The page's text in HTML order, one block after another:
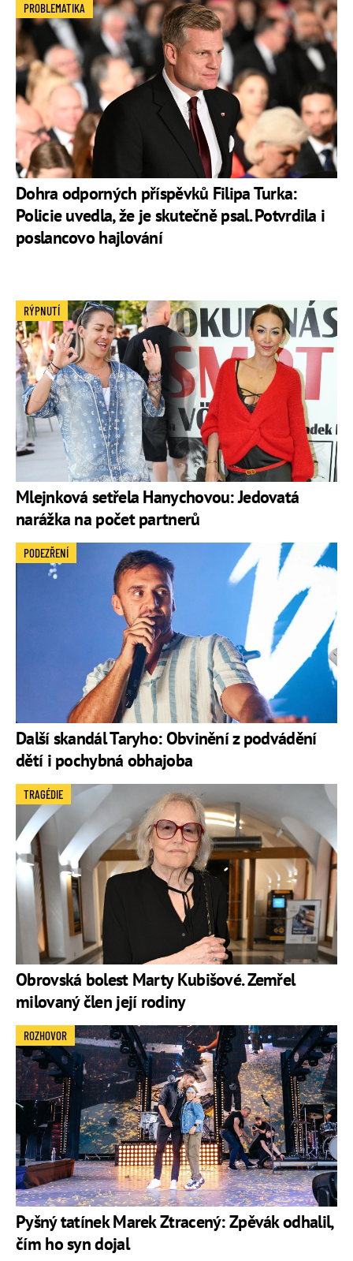
Dohra odporných příspěvků Filipa Turka:
Policie uvedla, že je skutečně psal. Potvrdila i
poslancovo hajlování
PROBLEMATIKA
Mlejnková setřela Hanychovou: Jedovatá
narážka na počet partnerů
RÝPNUTÍ
Další skandál Taryho: Obvinění z podvádění
dětí i pochybná obhajoba
PODEZŘENÍ
Obrovská bolest Marty Kubišové. Zemřel
milovaný člen její rodiny
TRAGÉDIE
Pyšný tatínek Marek Ztracený: Zpěvák odhalil,
čím ho syn dojal
ROZHOVOR